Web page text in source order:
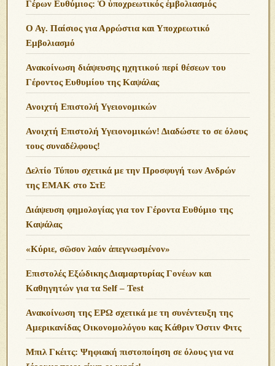
Γέρων Ευθύμιος: Ὁ ὑποχρεωτικός ἐμβολιασμός
Ο Αγ. Παίσιος για Αρρώστια και Υποχρεωτικό
Εμβολιασμό
Ανακοίνωση διάψευσης ηχητικού περί θέσεων του
Γέροντος Ευθυμίου της Καψάλας
Ανοιχτή Επιστολή Υγειονομικών
Ανοιχτή Επιστολή Υγειονομικών! Διαδώστε το σε όλους
τους συναδέλφους!
Δελτίο Τύπου σχετικά με την Προσφυγή των Ανδρών
της ΕΜΑΚ στο ΣτΕ
Διάψευση φημολογίας για τον Γέροντα Ευθύμιο της
Καψάλας
«Κύριε, σῶσον λαόν ἀπεγνωσμένον»
Επιστολές Εξώδικης Διαμαρτυρίας Γονέων και
Καθηγητών για τα Self – Test
Ανακοίνωση της ΕΡΩ σχετικά με τη συνέντευξη της
Αμερικανίδας Οικονομολόγου κας Κάθριν Όστιν Φιτς
Μπιλ Γκέιτς: Ψηφιακή πιστοποίηση σε όλους για να